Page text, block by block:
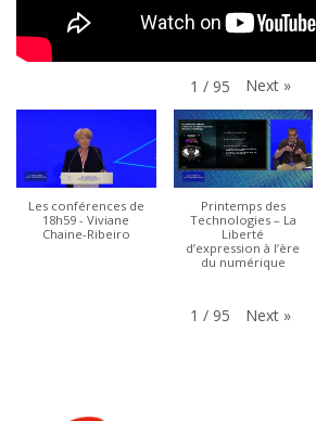
1 / 95 Next »
Les conférences de
18h59 - Viviane
Chaine-Ribeiro
Printemps des
Technologies – La
Liberté
d’expression à l’ère
du numérique
1 / 95 Next »